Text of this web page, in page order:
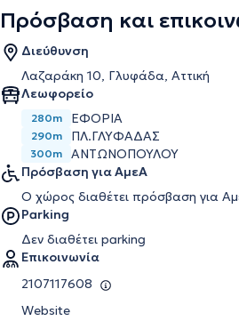
Πρόσβαση και
Διεύθυνση
Λαζαράκη 10, Γλυφάδα, Αττική
Λεωφορείο
280m ΕΦΟΡΙΑ
290m ΠΛ.ΓΛΥΦΑΔΑΣ
300m
ΑΝΤΩΝΟΠΟΥΛΟΥ
Πρόσβαση για ΑμεΑ
Ο χώρος διαθέτει πρόσβαση για
Parking
Δεν διαθέτει parking
Επικοινωνία
2107117608
Website